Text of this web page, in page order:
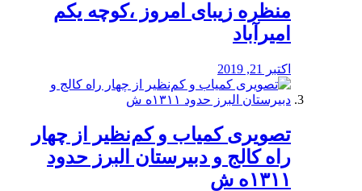
منظره‌‌ زیبای امروز ،کوچه یکم
امیرآباد
اکتبر 21, 2019
️تصویری کمیاب و کم‌نظیر از چهار
راه كالج و دبيرستان البرز حدود
۱۳۱۱ه ش